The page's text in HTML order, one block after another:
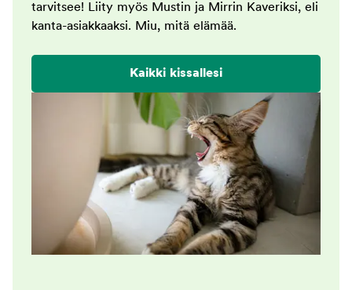
tarvitsee! Liity myös Mustin ja Mirrin Kaveriksi, eli
kanta-asiakkaaksi. Miu, mitä elämää.
Kaikki kissallesi